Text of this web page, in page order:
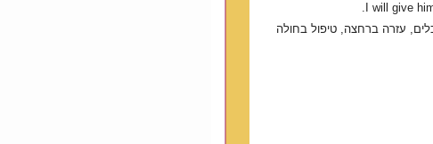
I will give
עזרה ברחצה, טיפול בחולה